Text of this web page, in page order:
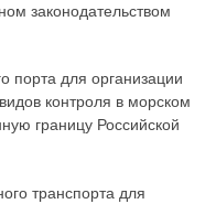
законодательством
порта для организации
контроля в морском
границу Российской
транспорта для